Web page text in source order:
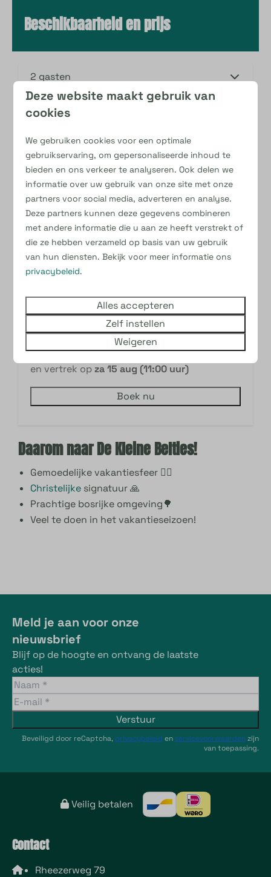
Beschikbaarheid en prijs
2 gasten
do13-08-2026
wo
12 aug
do
13 aug
14 aug
1 nacht
2 nachten —
3 nachten — — € 230
Luxe camperplaats
Prijs voor2 gasten,2 nachtenmet
aankomst opdo 13 aug (13:30 uur)
en vertrek op za 15 aug (11:00 uur)
Boek nu
Daarom naar De Kleine Belties!
Gemoedelijke vakantiesfeer 🙋‍♀️
Christelijke signatuur 🙏
Prachtige bosrijke omgeving🌳
Veel te doen in het vakantieseizoen!
Meld je aan voor onze
nieuwsbrief
Blijf op de hoogte en ontvang de laatste
acties!
Verstuur
Beveiligd door reCaptcha, privacybeleid en servicevoorwaardenzijn
van toepassing.
Veilig betalen
Contact
Rheezerweg 79
Deze website maakt gebruik van
cookies
We gebruiken cookies voor een optimale
gebruikservaring, om gepersonaliseerde inhoud te
bieden en ons verkeer te analyseren. Ook delen we
informatie over uw gebruik van onze site met onze
partners voor social media, adverteren en analyse.
Deze partners kunnen deze gegevens combineren
met andere informatie die u aan ze heeft verstrekt of
die ze hebben verzameld op basis van uw gebruik
van hun diensten. Bekijk voor meer informatie ons
privacybeleid.
Alles accepteren
Zelf instellen
Weigeren